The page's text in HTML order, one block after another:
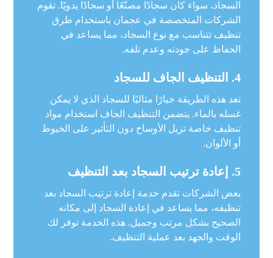
السجاد، سواء كان سجادًا مصنّعًا أو سجادًا يدويًا. تقوم
الشركات المتخصصة في عجمان باستخدام طرق
تنظيف تتناسب مع نوع السجاد، مما يساعد في
الحفاظ على جودته وعدم تلفه.
4. التنظيف الجاف للسجاد
تعد هذه الطريقة خيارًا مثاليًا للسجاد الذي لا يمكن
غسله بالماء. يتضمن التنظيف الجاف استخدام مواد
تنظيف خاصة تزيل الأوساخ دون التأثير على الخيوط
أو الألوان.
5. إعادة ترتيب السجاد بعد التنظيف
بعض الشركات تقدم خدمة إعادة ترتيب السجاد بعد
تنظيفه، مما يساعد في إعادة السجاد إلى مكانه
الصحيح بشكل مرتب وجميل. هذه الخدمة توفر لك
الوقت والجهد بعد عملية التنظيف.